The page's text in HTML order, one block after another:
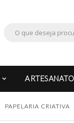
ARTESANATO
PAPELARIA CRIATIVA